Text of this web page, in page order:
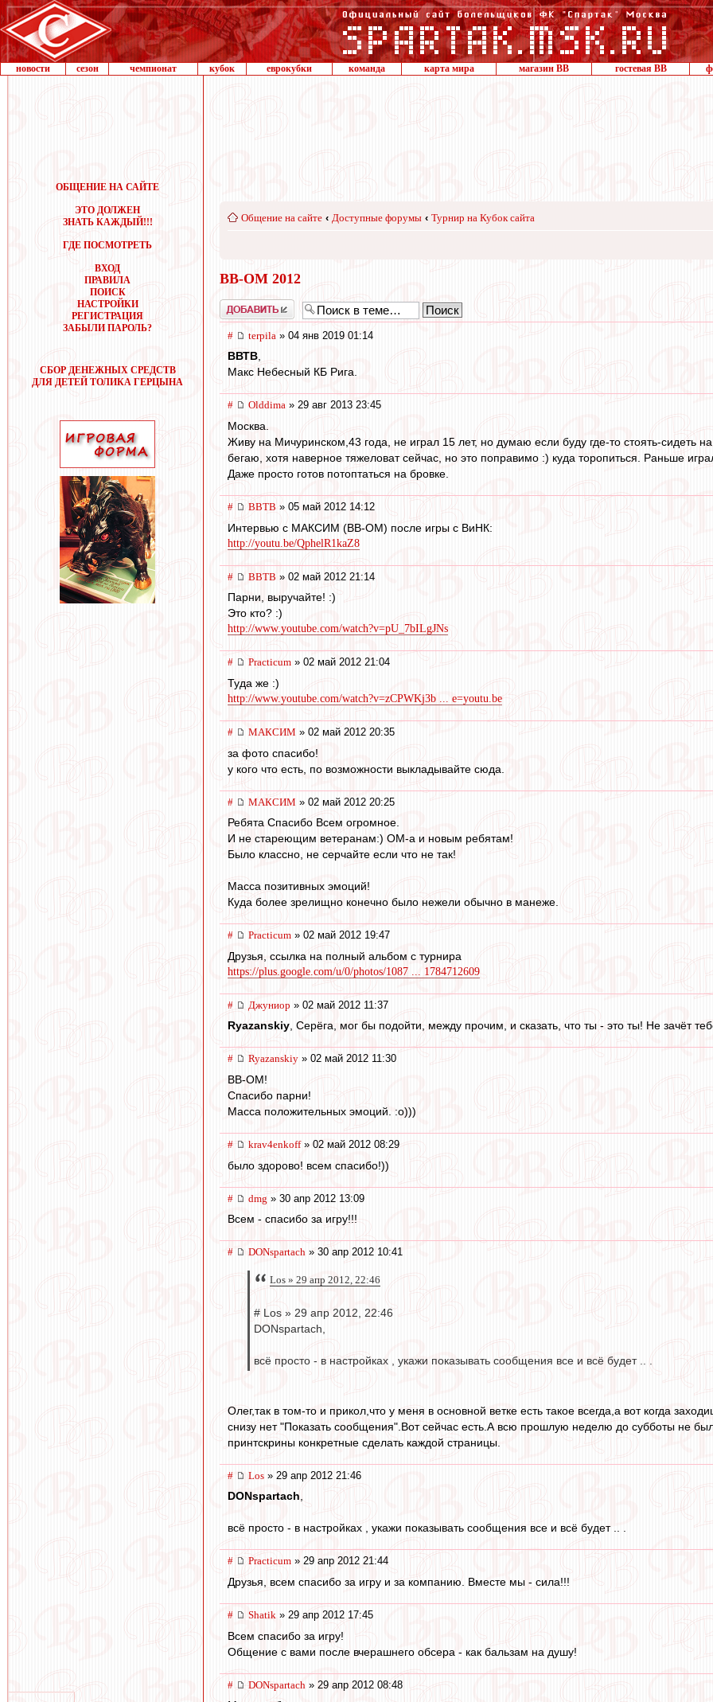
новости сезон чемпионат кубок еврокубки команда карта мира магазин ВВ гостевая ВВ
ОБЩЕНИЕ НА САЙТЕ
ЭТО ДОЛЖЕН
ЗНАТЬ КАЖДЫЙ!!!
ГДЕ ПОСМОТРЕТЬ
ВХОД
ПРАВИЛА
ПОИСК
НАСТРОЙКИ
РЕГИСТРАЦИЯ
ЗАБЫЛИ ПАРОЛЬ?
СБОР ДЕНЕЖНЫХ СРЕДСТВ
ДЛЯ ДЕТЕЙ ТОЛИКА ГЕРЦЫНА
Общение на сайте ‹ Доступные форумы ‹ Турнир на Кубок сайта
ВВ-ОМ 2012
Добавить
# terpila » 04 янв 2019 01:14
ВВТВ,
Макс Небесный КБ Рига.
# Olddima » 29 авг 2013 23:45
Москва.
Живу на Мичуринском,43 года, не играл 15 лет, но думаю если буду где-то стоять-сидеть
бегаю, хотя наверное тяжеловат сейчас, но это поправимо :) куда торопиться. Раньше
Даже просто готов потоптаться на бровке.
# ВВТВ » 05 май 2012 14:12
Интервью с МАКСИМ (ВВ-ОМ) после игры с ВиНК:
http://youtu.be/QphelR1kaZ8
# ВВТВ » 02 май 2012 21:14
Парни, выручайте! :)
Это кто? :)
http://www.youtube.com/watch?v=pU_7bILgJNs
# Practicum » 02 май 2012 21:04
Туда же :)
http://www.youtube.com/watch?v=zCPWKj3b ... e=youtu.be
# МАКСИМ » 02 май 2012 20:35
за фото спасибо!
у кого что есть, по возможности выкладывайте сюда.
# МАКСИМ » 02 май 2012 20:25
Ребята Спасибо Всем огромное.
И не стареющим ветеранам:) ОМ-а и новым ребятам!
Было классно, не серчайте если что не так!
Масса позитивных эмоций!
Куда более зрелищно конечно было нежели обычно в манеже.
# Practicum » 02 май 2012 19:47
Друзья, ссылка на полный альбом с турнира
https://plus.google.com/u/0/photos/1087 ... 1784712609
# Джуниор » 02 май 2012 11:37
Ryazanskiy, Серёга, мог бы подойти, между прочим, и сказать, что ты - это ты! Не зачёт
# Ryazanskiy » 02 май 2012 11:30
ВВ-ОМ!
Спасибо парни!
Масса положительных эмоций. :о)))
# krav4enkoff» 02 май 2012 08:29
было здорово! всем спасибо!))
# dmg » 30 апр 2012 13:09
Всем - спасибо за игру!!!
# DONspartach » 30 апр 2012 10:41
Los » 29 апр 2012, 22:46
# Los » 29 апр 2012, 22:46
DONspartach,
всё просто - в настройках , укажи показывать сообщения все и всё будет .. .
Олег,так в том-то и прикол,что у меня в основной ветке есть такое всегда,а вот когда
снизу нет "Показать сообщения".Вот сейчас есть.А всю прошлую неделю до субботы не
принтскрины конкретные сделать каждой страницы.
# Los » 29 апр 2012 21:46
DONspartach,
всё просто - в настройках , укажи показывать сообщения все и всё будет .. .
# Practicum » 29 апр 2012 21:44
Друзья, всем спасибо за игру и за компанию. Вместе мы - сила!!!
# Shatik » 29 апр 2012 17:45
Всем спасибо за игру!
Общение с вами после вчерашнего обсера - как бальзам на душу!
# DONspartach » 29 апр 2012 08:48